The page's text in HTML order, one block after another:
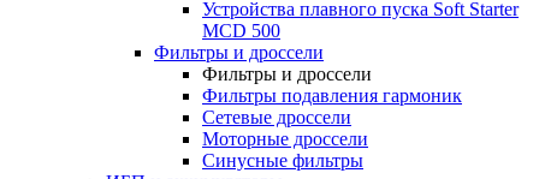
Устройства плавного пуска Soft Starter
MCD 500
Фильтры и дроссели
Фильтры и дроссели
Фильтры подавления гармоник
Сетевые дроссели
Моторные дроссели
Синусные фильтры